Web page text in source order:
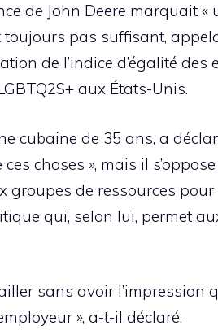
de John Deere marquait
toujours pas suffisant,
de l’indice d’égalité
aux États-Unis.
cubaine de 35 ans, a
choses », mais il
groupes de ressources
qui, selon lui, permet
sans avoir l’impression
», a-t-il déclaré.